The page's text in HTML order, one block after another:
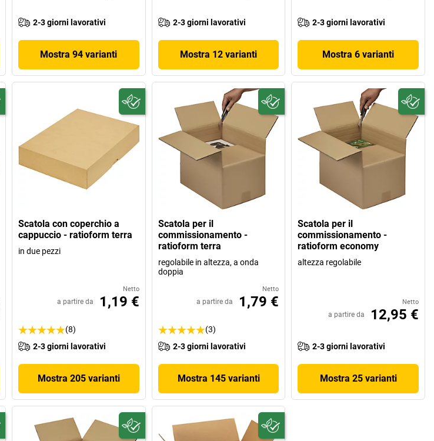
2-3 giorni lavorativi
Mostra 94 varianti
2-3 giorni lavorativi
Mostra 12 varianti
2-3 giorni lavorativi
Mostra 6 varianti
Scatola con coperchio a
cappuccio - ratioform terra
in due pezzi
Netto
a partire da 1,19 €
(8)
2-3 giorni lavorativi
Mostra 205 varianti
Scatola per il
commissionamento -
ratioform terra
regolabile in altezza, a onda
doppia
Netto
a partire da 1,79 €
(3)
2-3 giorni lavorativi
Mostra 145 varianti
Scatola per il
commissionamento -
ratioform economy
altezza regolabile
Netto
a partire da 12,95 €
2-3 giorni lavorativi
Mostra 25 varianti